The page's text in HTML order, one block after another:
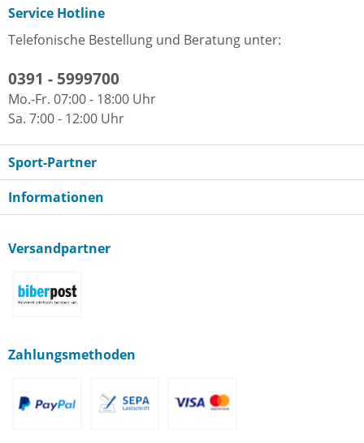
Service Hotline
Telefonische Bestellung und Beratung unter:
0391 - 5999700
Mo.-Fr. 07:00 - 18:00 Uhr
Sa. 7:00 - 12:00 Uhr
Sport-Partner
Informationen
Versandpartner
Zahlungsmethoden